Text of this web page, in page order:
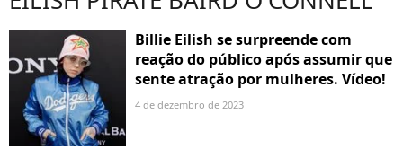
Billie Eilish se surpreende com
reação do público após assumir que
sente atração por mulheres. Vídeo!
4 de dezembro de 2023